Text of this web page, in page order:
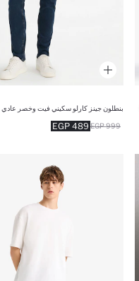
بنطلون جينز كارلو سكيني فيت وخصر عادي
489 EGP 999 EGP